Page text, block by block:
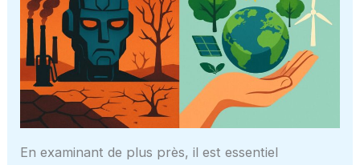
En examinant de plus près, il est essentiel